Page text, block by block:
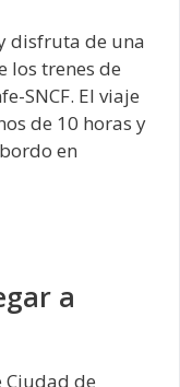
disfruta de una
los trenes de
SNCF. El viaje
de 10 horas y
en
a
de